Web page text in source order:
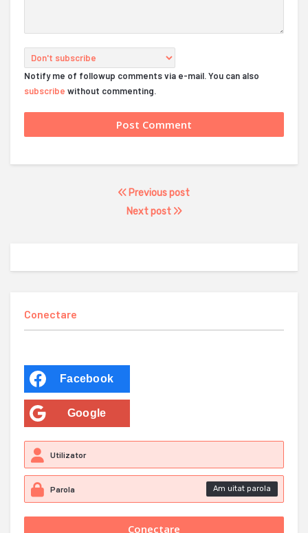
Notify me of followup comments via e-mail. You can also
subscribe without commenting.
Previous post
Next post
Conectare
Facebook
Google
Am uitat parola